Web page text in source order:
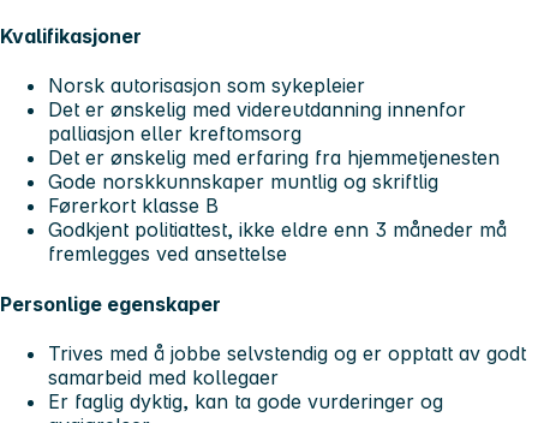
Kvalifikasjoner
Norsk autorisasjon som sykepleier
Det er ønskelig med videreutdanning innenfor
palliasjon eller kreftomsorg
Det er ønskelig med erfaring fra hjemmetjenesten
Gode norskkunnskaper muntlig og skriftlig
Førerkort klasse B
Godkjent politiattest, ikke eldre enn 3 måneder må
fremlegges ved ansettelse
Personlige egenskaper
Trives med å jobbe selvstendig og er opptatt av godt
samarbeid med kollegaer
Er faglig dyktig, kan ta gode vurderinger og